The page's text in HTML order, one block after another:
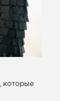
которые